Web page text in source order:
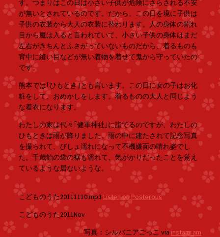
す。つまりはこの日は小さい子供が危険にさらされる不安
が無いとされているのです。だから、この日を境に子供は
子供の衣装から大人の衣装に替わります。人の身体の割れ
目から魔は入ると言われていて、小さい子供の身体はまだ
左右がきちんとふさがっていないものだから、着るものも
背中に縫い目などが無い着物を着せて鬼から守っていたの
です。
熊本では｢ひもとき｣とも言います。この日に女の子はお化
粧をして、おめかしをします。着るものの大人と同じよう
な着衣になります。
わたしの家は代々｢健軍神社｣に詣でるのですが、わたしの
ひもときは雨が降りました。雨の中に建たされて記念写真
を撮られて、びしょ濡れになって不機嫌面の晴れ姿でし
た。千歳飴の袋の裾も濡れて、気がかりだったことを覚え
ているような居ないような。
こどものうた20111110.mp3 Listen on Posterous
こどものうた2011Nov
写真：シルバニアごっこ via instagr.am